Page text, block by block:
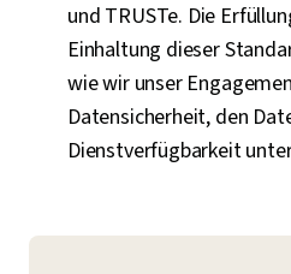
und TRUSTe. Die
Einhaltung dieser
wie wir unser
Datensicherheit, den
Dienstverfügbarkeit